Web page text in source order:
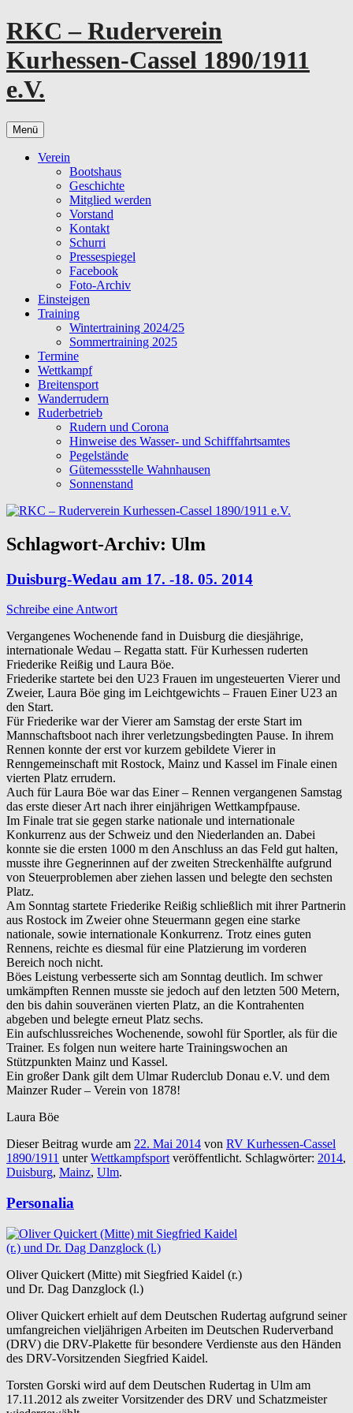
Zum
Inhalt
springen
RKC – Ruderverein
Kurhessen-Cassel 1890/1911
e.V.
Menü
Verein
Bootshaus
Geschichte
Mitglied werden
Vorstand
Kontakt
Schurri
Pressespiegel
Facebook
Foto-Archiv
Einsteigen
Training
Wintertraining 2024/25
Sommertraining 2025
Termine
Wettkampf
Breitensport
Wanderrudern
Ruderbetrieb
Rudern und Corona
Hinweise des Wasser- und Schifffahrtsamtes
Pegelstände
Gütemessstelle Wahnhausen
Sonnenstand
Schlagwort-Archiv: Ulm
Duisburg-Wedau am 17. -18. 05. 2014
Schreibe eine Antwort
Vergangenes Wochenende fand in Duisburg die diesjährige,
internationale Wedau – Regatta statt. Für Kurhessen ruderten
Friederike Reißig und Laura Böe.
Friederike startete bei den U23 Frauen im ungesteuerten Vierer und
Zweier, Laura Böe ging im Leichtgewichts – Frauen Einer U23 an
den Start.
Für Friederike war der Vierer am Samstag der erste Start im
Mannschaftsboot nach ihrer verletzungsbedingten Pause. In ihrem
Rennen konnte der erst vor kurzem gebildete Vierer in
Renngemeinschaft mit Rostock, Mainz und Kassel im Finale einen
vierten Platz errudern.
Auch für Laura Böe war das Einer – Rennen vergangenen Samstag
das erste dieser Art nach ihrer einjährigen Wettkampfpause.
Im Finale trat sie gegen starke nationale und internationale
Konkurrenz aus der Schweiz und den Niederlanden an. Dabei
konnte sie die ersten 1000 m den Anschluss an das Feld gut halten,
musste ihre Gegnerinnen auf der zweiten Streckenhälfte aufgrund
von Steuerproblemen aber ziehen lassen und belegte den sechsten
Platz.
Am Sonntag startete Friederike Reißig schließlich mit ihrer Partnerin
aus Rostock im Zweier ohne Steuermann gegen eine starke
nationale, sowie internationale Konkurrenz. Trotz eines guten
Rennens, reichte es diesmal für eine Platzierung im vorderen
Bereich noch nicht.
Böes Leistung verbesserte sich am Sonntag deutlich. Im schwer
umkämpften Rennen musste sie jedoch auf den letzten 500 Metern,
den bis dahin souveränen vierten Platz, an die Kontrahenten
abgeben und belegte erneut Platz sechs.
Ein aufschlussreiches Wochenende, sowohl für Sportler, als für die
Trainer. Es folgen nun weitere harte Trainingswochen an
Stützpunkten Mainz und Kassel.
Ein großer Dank gilt dem Ulmar Ruderclub Donau e.V. und dem
Mainzer Ruder – Verein von 1878!
Laura Böe
Dieser Beitrag wurde am 22. Mai 2014 von RV Kurhessen-Cassel
1890/1911 unterWettkampfsportveröffentlicht. Schlagwörter: 2014,
Duisburg, Mainz, Ulm.
Personalia
Oliver Quickert (Mitte) mit Siegfried Kaidel (r.)
und Dr. Dag Danzglock (l.)
Oliver Quickert erhielt auf dem Deutschen Rudertag aufgrund seiner
umfangreichen vieljährigen Arbeiten im Deutschen Ruderverband
(DRV) die DRV-Plakette für besondere Verdienste aus den Händen
des DRV-Vorsitzenden Siegfried Kaidel.
Torsten Gorski wird auf dem Deutschen Rudertag in Ulm am
17.11.2012 als zweiter Vorsitzender des DRV und Schatzmeister